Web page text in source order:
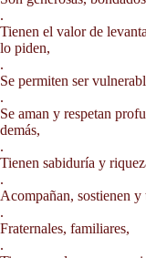
.
Tienen el valor de
lo piden,
.
Se permiten ser
.
Se aman y respetan
demás,
.
Tienen sabiduría y
.
Acompañan, sostienen
.
Fraternales, familiares,
.